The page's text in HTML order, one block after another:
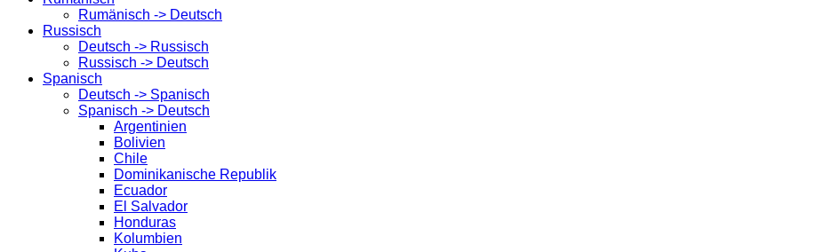
Rumänisch -> Deutsch
Russisch
Deutsch -> Russisch
Russisch -> Deutsch
Spanisch
Deutsch -> Spanisch
Spanisch -> Deutsch
Argentinien
Bolivien
Chile
Dominikanische Republik
Ecuador
El Salvador
Honduras
Kolumbien